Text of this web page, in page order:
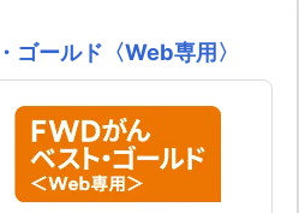
ゴールド〈Web専用〉